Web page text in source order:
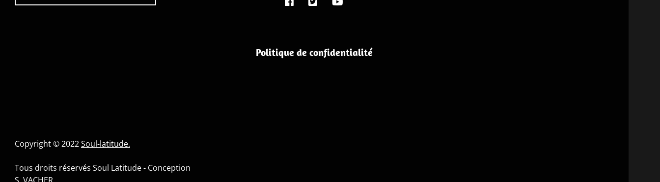
Copyright © 2022Soul-latitude.
Tous droits réservés Soul Latitude - Conception
Politique de confidentialité